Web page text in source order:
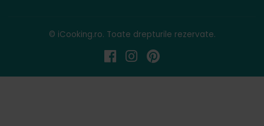
© iCooking.ro. Toate drepturile rezervate.